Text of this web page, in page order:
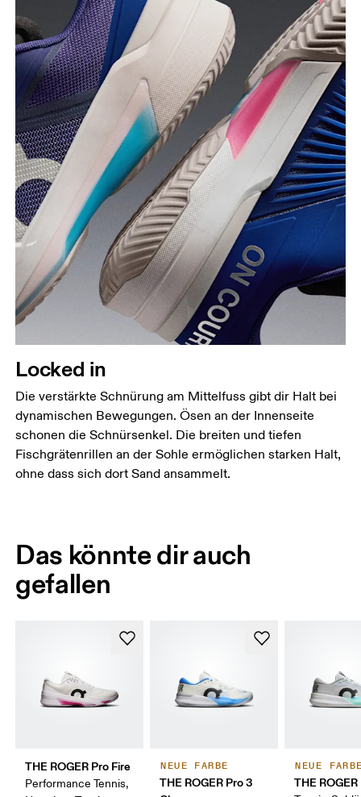
Locked in
Die verstärkte Schnürung am Mittelfuss gibt dir Halt bei
dynamischen Bewegungen. Ösen an der Innenseite
schonen die Schnürsenkel. Die breiten und tiefen
Fischgrätenrillen an der Sohle ermöglichen starken Halt,
ohne dass sich dort Sand ansammelt.
Das könnte dir auch
gefallen
THE ROGER Pro Fire
Performance Tennis,
NEUE FARBE
THE ROGER Pro 3
NEUE
THE